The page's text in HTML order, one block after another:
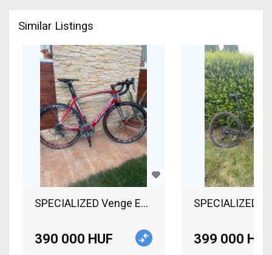
Similar Listings
SPECIALIZED Venge Expert Road bike Shimano
390 000 HUF
SPECIALIZED
399 000 HUF